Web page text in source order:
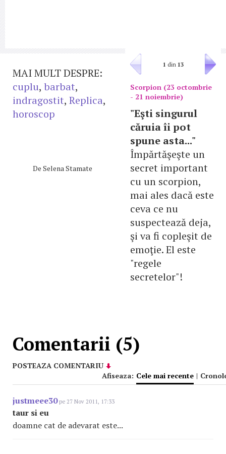
1 din 13
Scorpion (23 octombrie
- 21 noiembrie)
"Eşti singurul
căruia îi pot
spune asta..."
Împărtăşeşte un
secret important
cu un scorpion,
mai ales dacă este
ceva ce nu
suspectează deja,
şi va fi copleşit de
emoţie. El este
"regele
secretelor"!
MAI MULT DESPRE:
cuplu, barbat,
indragostit, Replica,
horoscop
De Selena Stamate
Comentarii (5)
POSTEAZA COMENTARIU
Afiseaza: Cele mai recente |
justmeee30pe 27 Nov 2011, 17:33
taur si eu
doamne cat de adevarat este...